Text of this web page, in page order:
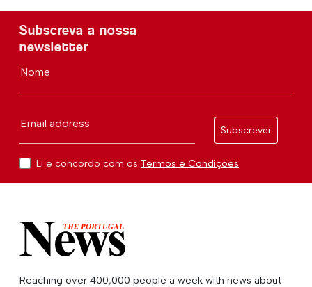
Subscreva a nossa
newsletter
Nome
Email address
Subscrever
Li e concordo com os Termos e Condições
Reaching over 400,000 people a week with news about